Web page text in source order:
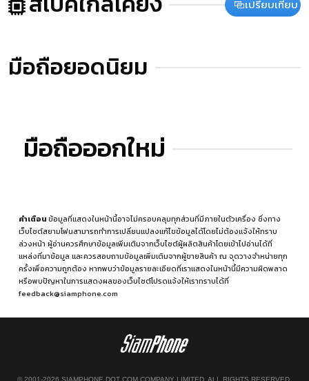
เปรียบเทียบ
มือถือยอดนิยม
มือถือออกใหม่
คำเตือนข้อมูลที่แสดงในหน้านี้อาจไม่ครอบคลุมทุกส่วนที่มีภายในตัวเครื่อง ซึ่งทาง
เว็บไซต์สยามโฟนสามารถทำการเปลี่ยนแปลงแก้ไขข้อมูลได้โดยไม่ต้องแจ้งให้ทราบ
ล่วงหน้า ผู้อ่านควรศึกษาข้อมูลเพิ่มเติมจากเว็บไซต์ผู้ผลิตสินค้าโดยเข้าไปอ่านได้ที่
แหล่งที่มาข้อมูล และควรสอบถามข้อมูลเพิ่มเติมจากผู้ขายสินค้า ณ จุดวางจำหน่ายทุก
ครั้งเพื่อความถูกต้อง หากพบว่าข้อมูลรายละเอียดที่เราแสดงในหน้านี้มีความผิดพลาด
หรือพบปัญหาในการแสดงผลของเว็บไซต์โปรดแจ้งให้เราทราบได้ที่
feedback@siamphone.com
© 2001-2026 SIAMPHONE DOT COM COMPANY LIMITED. ALL RIGHTS RESERVED.